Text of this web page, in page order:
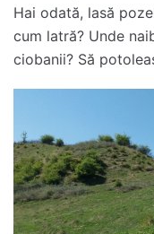
Hai odată, lasă
cum latră? Unde
ciobanii? Să